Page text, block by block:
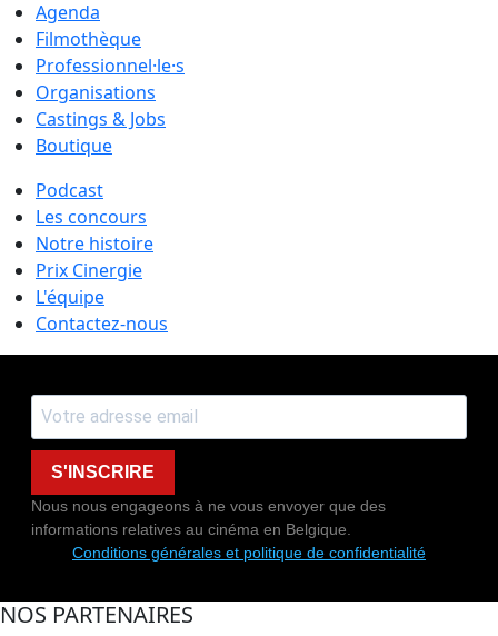
Agenda
Filmothèque
Professionnel·le·s
Organisations
Castings & Jobs
Boutique
Podcast
Les concours
Notre histoire
Prix Cinergie
L'équipe
Contactez-nous
S'INSCRIRE
Nous nous engageons à ne vous envoyer que des
informations relatives au cinéma en Belgique.
Conditions générales et politique de confidentialité
NOS PARTENAIRES